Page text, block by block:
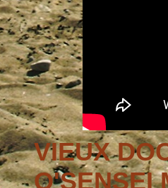
VIEUX
O'SENSEI